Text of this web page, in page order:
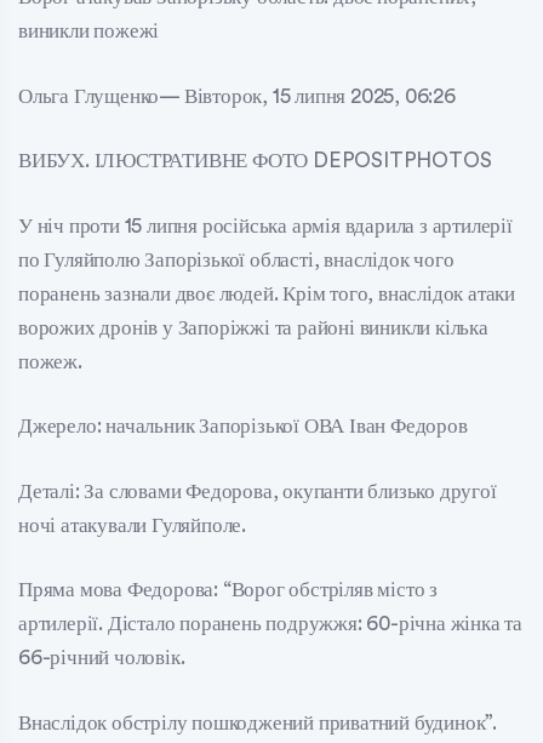
виникли пожежі
Ольга Глущенко— Вівторок, 15 липня 2025, 06:26
ВИБУХ. ІЛЮСТРАТИВНЕ ФОТО DEPOSITPHOTOS
У ніч проти 15 липня російська армія вдарила з артилерії
по Гуляйполю Запорізької області, внаслідок чого
поранень зазнали двоє людей. Крім того, внаслідок атаки
ворожих дронів у Запоріжжі та районі виникли кілька
пожеж.
Джерело: начальник Запорізької ОВА Іван Федоров
Деталі: За словами Федорова, окупанти близько другої
ночі атакували Гуляйполе.
Пряма мова Федорова: “Ворог обстріляв місто з
артилерії. Дістало поранень подружжя: 60-річна жінка та
66-річний чоловік.
Внаслідок обстрілу пошкоджений приватний будинок”.